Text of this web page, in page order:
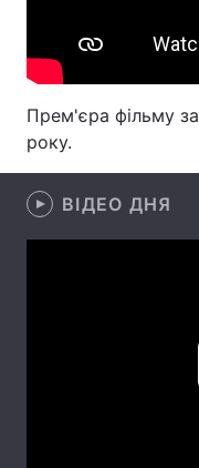
Тема оформлення
Прем'єра фільму
року.
ВІДЕО ДНЯ